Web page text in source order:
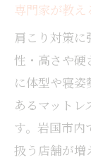
専門家が教え
肩こり対策
性・高さや硬
に体型や寝
あるマット
す。岩国市内
扱う店舗が増